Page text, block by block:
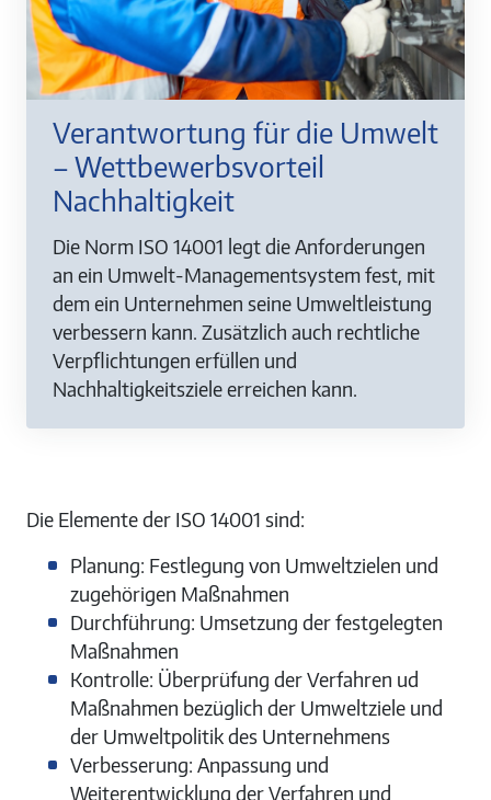
Verantwortung für die Umwelt
– Wettbewerbsvorteil
Nachhaltigkeit
Die Norm ISO 14001 legt die Anforderungen
an ein Umwelt-Managementsystem fest, mit
dem ein Unternehmen seine Umweltleistung
verbessern kann. Zusätzlich auch rechtliche
Verpflichtungen erfüllen und
Nachhaltigkeitsziele erreichen kann.
Die Elemente der ISO 14001 sind:
Planung: Festlegung von Umweltzielen und
zugehörigen Maßnahmen
Durchführung: Umsetzung der festgelegten
Maßnahmen
Kontrolle: Überprüfung der Verfahren ud
Maßnahmen bezüglich der Umweltziele und
der Umweltpolitik des Unternehmens
Verbesserung: Anpassung und
Weiterentwicklung der Verfahren und